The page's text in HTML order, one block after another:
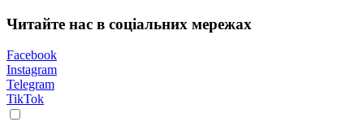
Читайте нас в соціальних мережах
Facebook
Instagram
Telegram
TikTok